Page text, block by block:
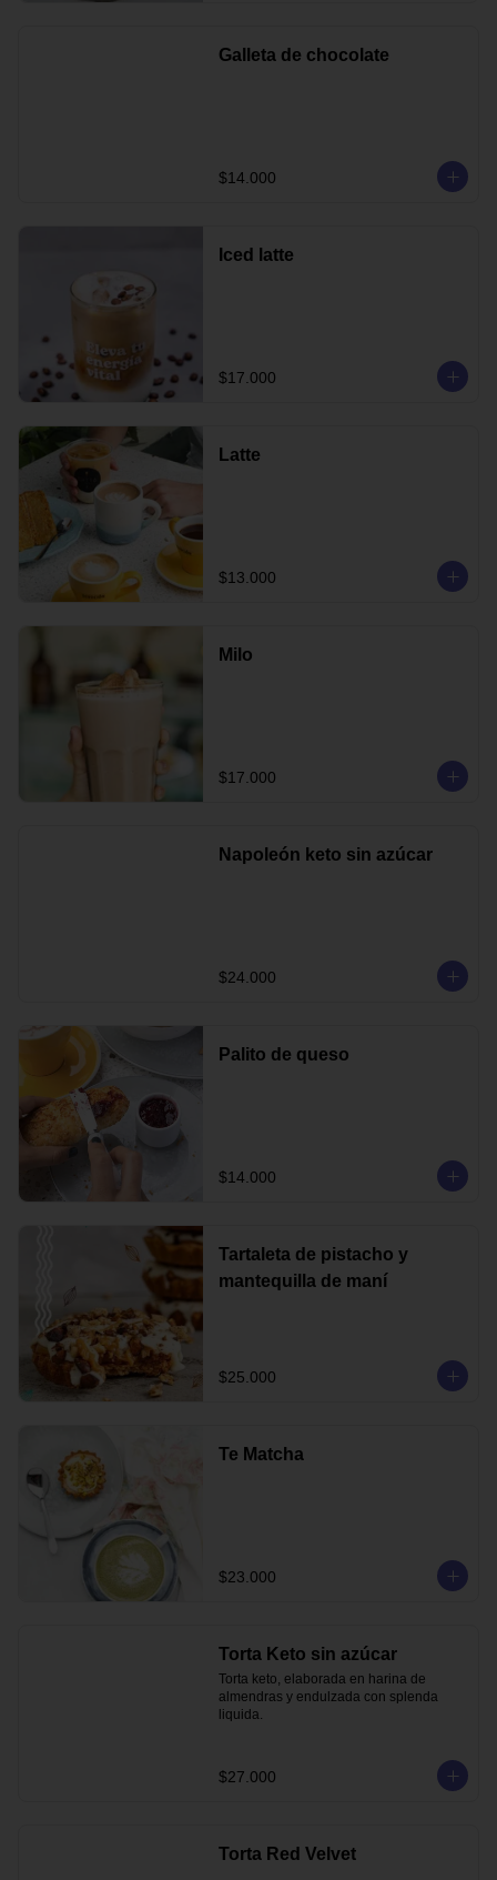
Galleta de chocolate
$14.000
Iced latte
$17.000
Latte
$13.000
Milo
$17.000
Napoleón keto sin azúcar
$24.000
Palito de queso
$14.000
Tartaleta de pistacho y
mantequilla de maní
$25.000
Te Matcha
$23.000
Torta Keto sin azúcar
Torta keto, elaborada en harina de
almendras y endulzada con splenda
liquida.
$27.000
Torta Red Velvet